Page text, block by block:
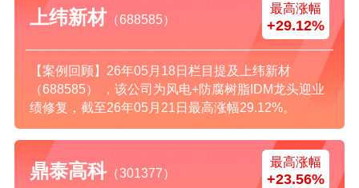
上纬新材 （688585）
最高涨幅
+29.12%
【案例回顾】26年05月18日栏目提及上纬新材
（688585） ，该公司为风电+防腐树脂IDM龙头迎业
绩修复，截至26年05月21日最高涨幅29.12%。
鼎泰高科（301377）
最高涨幅
+23.56%